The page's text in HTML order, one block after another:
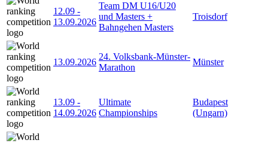
12.09 -
13.09.2026
Team DM U16/U20
und Masters +
Bahngehen Masters
Troisdorf
13.09.2026
24. Volksbank-Münster-
Marathon
Münster
13.09 -
14.09.2026
Ultimate
Championships
Budapest
(Ungarn)